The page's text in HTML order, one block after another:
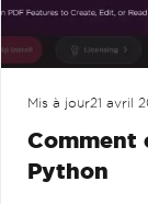
Mis à jour21 avril
Comment
Python